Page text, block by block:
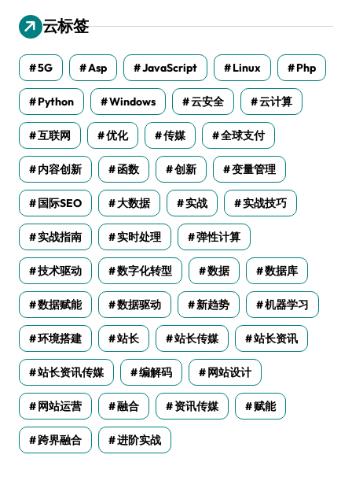
云标签
5G Asp JavaScript Linux Php
Python Windows 云安全 云计算
互联网 优化 传媒 全球支付
内容创新 函数 创新 变量管理
国际SEO 大数据 实战 实战技巧
实战指南 实时处理 弹性计算
技术驱动 数字化转型 数据 数据库
数据赋能 数据驱动 新趋势 机器学习
环境搭建 站长 站长传媒 站长资讯
站长资讯传媒 编解码 网站设计
网站运营 融合 资讯传媒 赋能
跨界融合 进阶实战